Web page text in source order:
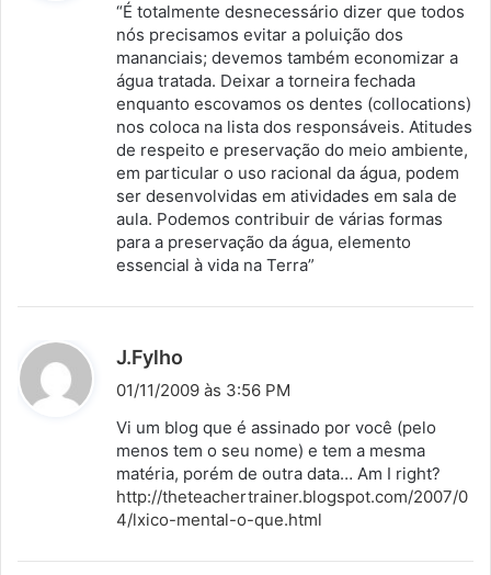
s
e
:
“É totalmente desnecessário dizer que todos
nós precisamos evitar a poluição dos
mananciais; devemos também economizar a
água tratada. Deixar a torneira fechada
enquanto escovamos os dentes (collocations)
nos coloca na lista dos responsáveis. Atitudes
de respeito e preservação do meio ambiente,
em particular o uso racional da água, podem
ser desenvolvidas em atividades em sala de
aula. Podemos contribuir de várias formas
para a preservação da água, elemento
essencial à vida na Terra”
J.Fylho
i
s
e
:
01/11/2009 às 3:56 PM
Vi um blog que é assinado por você (pelo
menos tem o seu nome) e tem a mesma
matéria, porém de outra data… Am I right?
http://theteachertrainer.blogspot.com/2007/0
4/lxico-mental-o-que.html